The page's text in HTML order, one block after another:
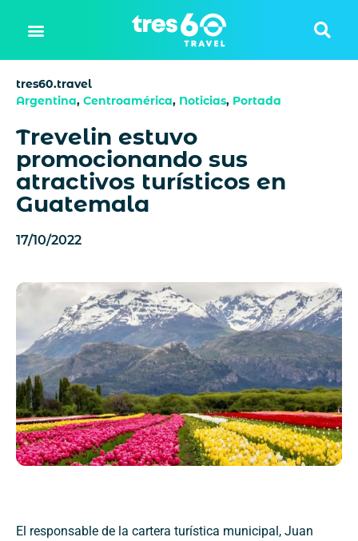
tres60.travel
Argentina, Centroamérica, Noticias, Portada
Trevelin estuvo
promocionando sus
atractivos turísticos en
Guatemala
17/10/2022
El responsable de la cartera turística municipal, Juan